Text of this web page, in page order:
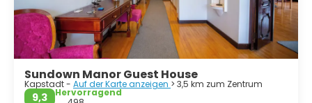
Sundown Manor Guest House
Kapstadt - Auf der Karte anzeigen > 3,5 km zum Zentrum
9,3
Hervorragend